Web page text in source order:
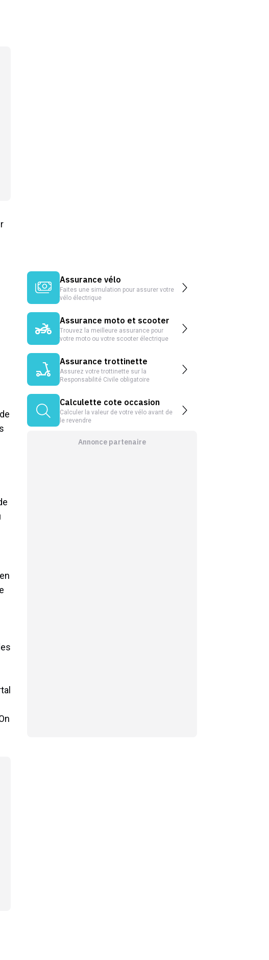
Assurance vélo
Faites une simulation pour assurer votre
vélo électrique
Assurance moto et scooter
Trouvez la meilleure assurance pour
votre moto ou votre scooter électrique
Assurance trottinette
Assurez votre trottinette sur la
Responsabilité Civile obligatoire
Calculette cote occasion
Calculer la valeur de votre vélo avant de
le revendre
Annonce partenaire